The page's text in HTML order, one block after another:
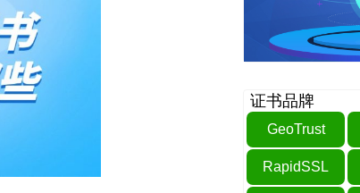
证书品牌
GeoTrust
RapidSSL